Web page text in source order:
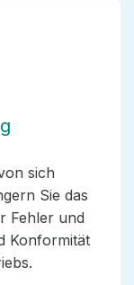
sich
Sie das
Fehler und
Konformität